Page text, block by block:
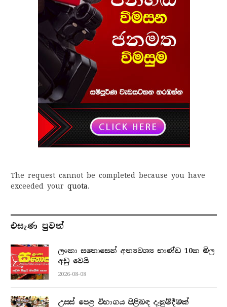
The request cannot be completed because you have
exceeded your quota.
එසැණ පුව​ත්
ලංකා සතොසෙන් අත්‍යවශ්‍ය භාණ්ඩ 10ක මිල
අඩු වෙයි
2026-08-08
උසස් පෙළ විභාගය පිළිබඳ දැනුම්දීමක්